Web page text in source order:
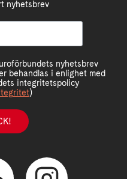
nyhetsbrev
nyhetsbrev
behandlas i enlighet med
integritetspolicy
)